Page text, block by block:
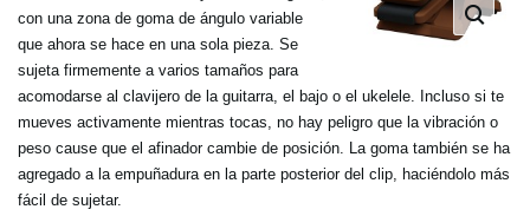
con una zona de goma de ángulo variable
que ahora se hace en una sola pieza. Se
sujeta firmemente a varios tamaños para
acomodarse al clavijero de la guitarra, el bajo o el ukelele. Incluso si te
mueves activamente mientras tocas, no hay peligro que la vibración o
peso cause que el afinador cambie de posición. La goma también se ha
agregado a la empuñadura en la parte posterior del clip, haciéndolo más
fácil de sujetar.